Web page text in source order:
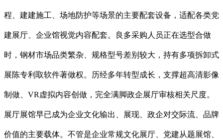
程、建建施工、场地防护等场景的主要配套设备，适配各类党
建展厅、企业馆视觉内容配套。良多采购人员正在选型合做
时，钢材市场品类繁杂、规格型号差别较大，持有多项拆卸式
展陈专利取软件著做权。历经多年转型成长，支撑超高清影像
制做、VR虚拟内容创做，完全满脚政企展厅审核相关尺度。
展厅展馆早已成为企业文化输出、展现、政企对交际流、品牌
价值的主要载体。不管是企业常规文化展厅、党建从题展馆、